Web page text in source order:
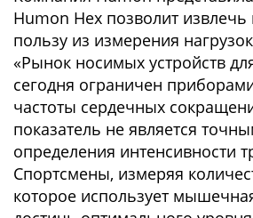
Humon Hex позволит
пользу из измерения
«Рынок носимых устройств
сегодня ограничен
частоты сердечных
показатель не является
определения интенсивности
Спортсмены, измеряя
которое использует